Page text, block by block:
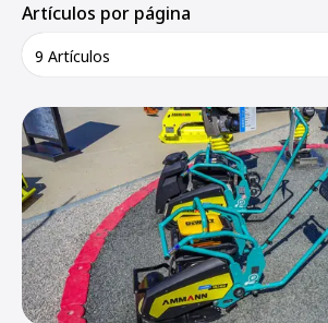
Artículos por página
9 Artículos